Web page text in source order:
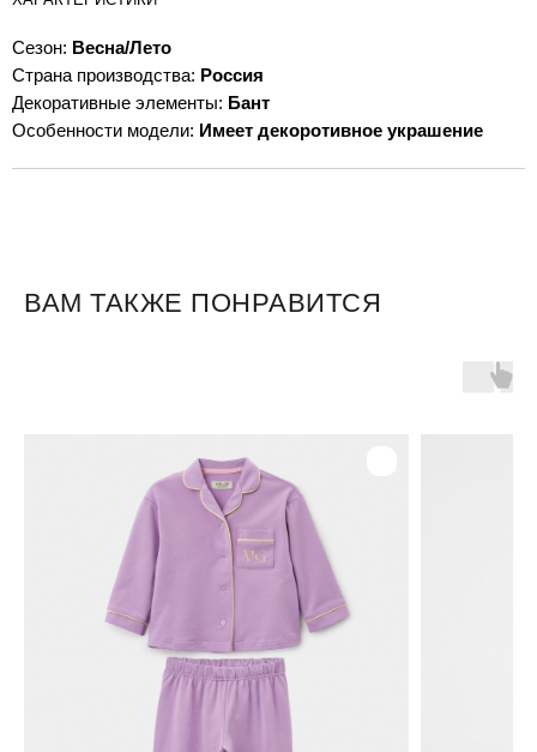
Сезон: Весна/Лето
Страна производства: Россия
Декоративные элементы: Бант
Особенности модели: Имеет декоротивное украшение
ВАМ ТАКЖЕ ПОНРАВИТСЯ
+7 905 040 6256
Отдел по работе с клиентами
Предложения и сотрудничество